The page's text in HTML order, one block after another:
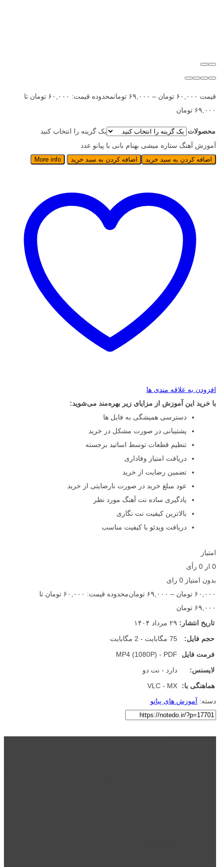
قیمت ۶۰,۰۰۰ تومان – ۶۹,۰۰۰ تومان
محدوده قیمت: ۶۰,۰۰۰ تومان تا
۶۹,۰۰۰ تومان
محصولات
یک گزینه را انتخاب کنید
آموزش آهنگ ستاره میشی بهنام بانی با پیانو عدد
اضافه کردن به سبد خرید اضافه کردن به سبد خرید More info
افزودن به علاقه مندی ها
با خرید این آموزش از مزایای زیر بهره‌مند می‌شوید:
دسترسی همیشگی به فایل ها
پشتیبانی در صورت مشکل در خرید
تنظیم قطعات توسط اساتید برجسته
دریافت امتیاز وفاداری
تضمین رضایت از خرید
عود مبلغ خرید در صورت نارضایتی از خرید
یادگیری ساده نت آهنگ مورد نظر
بالاترین کیفیت نت نگاری
دریافت ویدئو با کیفیت مناسب
امتیاز
0 از 0 رأی
بدون امتیاز 0 رای
۶۰,۰۰۰ تومان – ۶۹,۰۰۰ تومان
محدوده قیمت: ۶۰,۰۰۰ تومان تا
۶۹,۰۰۰ تومان
تاریخ انتشار: ۲۹ مرداد ۱۴۰۴
حجم فایل:
75 مگابایت - 2 مگابایت
فرمت فایل
MP4 (1080P) - PDF
لایسنس:
دارد - نت دو
هماهنگی با:
VLC - MX
دسته: آموزش های پیانو